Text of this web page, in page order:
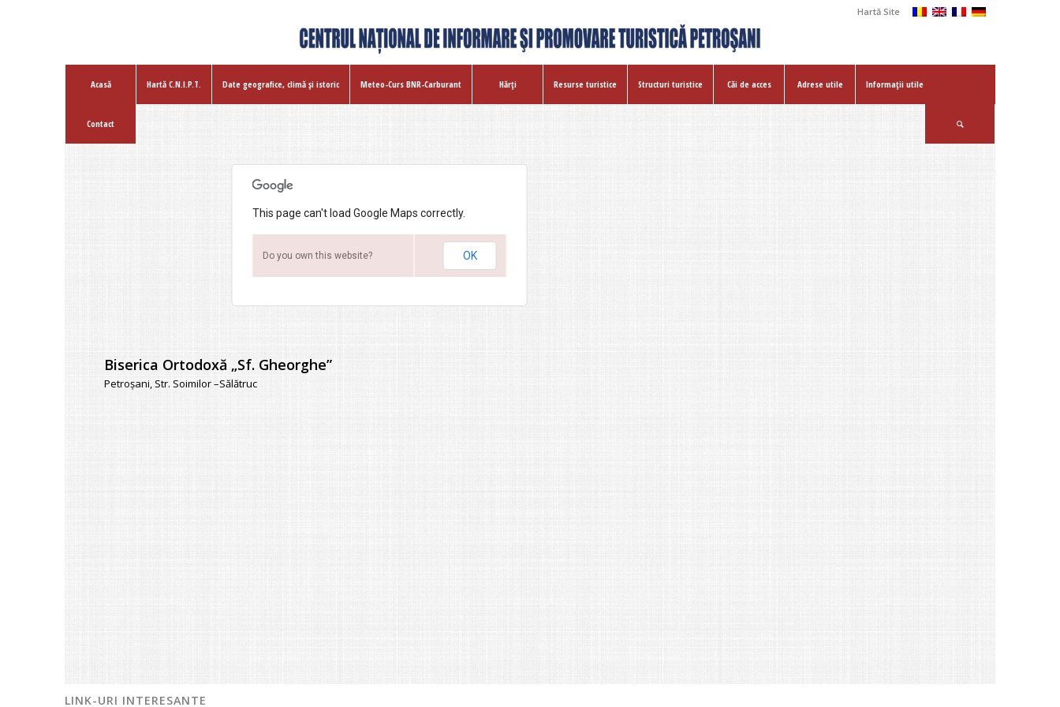
Hartă Site
Acasă Hartă C.N.I.P.T. Date geografice, climă şi istoric Meteo-Curs BNR-Carburant Hărţi Resurse turistice Structuri turistice Căi de acces Adrese utile Informații utile
Contact
This page can't load Google Maps correctly.
Do you own this website? OK
Biserica Ortodoxă „Sf. Gheorghe”
Petroşani, Str. Soimilor –Sălătruc
LINK-URI INTERESANTE